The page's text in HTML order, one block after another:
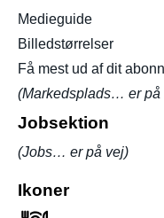
Medieguide
Billedstørrelser
Få mest ud af dit
(Markedsplads… er på
Jobsektion
(Jobs… er på vej)
Ikoner